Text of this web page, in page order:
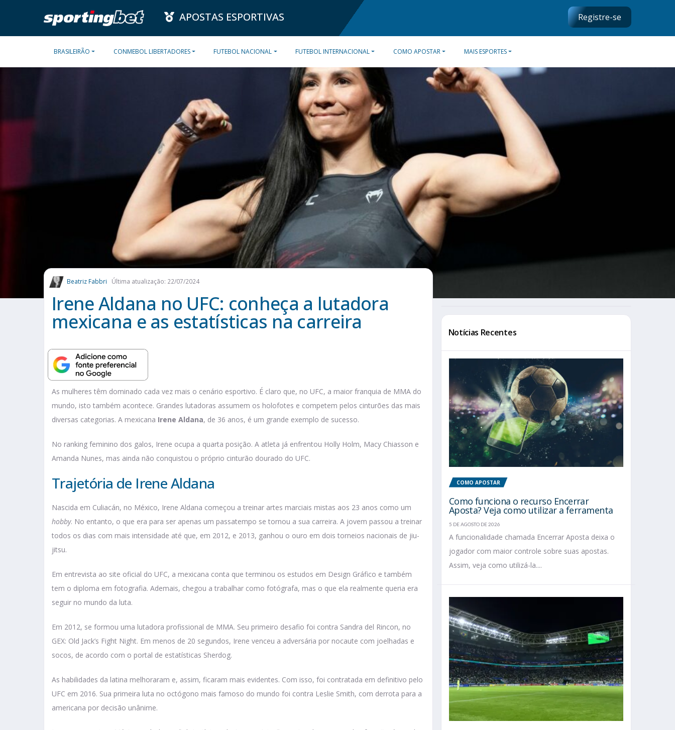
APOSTAS ESPORTIVAS Registre-se
BRASILEIRÃO CONMEBOL LIBERTADORES FUTEBOL NACIONAL FUTEBOL INTERNACIONAL COMO APOSTAR MAIS ESPORTES
Beatriz Fabbri Última atualização: 22/07/2024
Irene Aldana no UFC: conheça a lutadora
mexicana e as estatísticas na carreira
As mulheres têm dominado cada vez mais o cenário esportivo. É claro que, no UFC, a maior franquia de MMA do
mundo, isto também acontece. Grandes lutadoras assumem os holofotes e competem pelos cinturões das mais
diversas categorias. A mexicana Irene Aldana, de 36 anos, é um grande exemplo de sucesso.
No ranking feminino dos galos, Irene ocupa a quarta posição. A atleta já enfrentou Holly Holm, Macy Chiasson e
Amanda Nunes, mas ainda não conquistou o próprio cinturão dourado do UFC.
Trajetória de Irene Aldana
Nascida em Culiacán, no México, Irene Aldana começou a treinar artes marciais mistas aos 23 anos como um
hobby. No entanto, o que era para ser apenas um passatempo se tornou a sua carreira. A jovem passou a treinar
todos os dias com mais intensidade até que, em 2012, e 2013, ganhou o ouro em dois torneios nacionais de jiu-
jitsu.
Em entrevista ao site oficial do UFC, a mexicana conta que terminou os estudos em Design Gráfico e também
tem o diploma em fotografia. Ademais, chegou a trabalhar como fotógrafa, mas o que ela realmente queria era
seguir no mundo da luta.
Em 2012, se formou uma lutadora profissional de MMA. Seu primeiro desafio foi contra Sandra del Rincon, no
GEX: Old Jack’s Fight Night. Em menos de 20 segundos, Irene venceu a adversária por nocaute com joelhadas e
socos, de acordo com o portal de estatísticas Sherdog.
As habilidades da latina melhoraram e, assim, ficaram mais evidentes. Com isso, foi contratada em definitivo pelo
UFC em 2016. Sua primeira luta no octógono mais famoso do mundo foi contra Leslie Smith, com derrota para a
americana por decisão unânime.
Notícias Recentes
COMO APOSTAR
Como funciona o recurso Encerrar
Aposta? Veja como utilizar a ferramenta
5 DE AGOSTO DE 2026
A funcionalidade chamada Encerrar Aposta deixa o
jogador com maior controle sobre suas apostas.
Assim, veja como utilizá-la....